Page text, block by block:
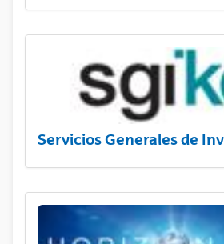
Servicios Generales de